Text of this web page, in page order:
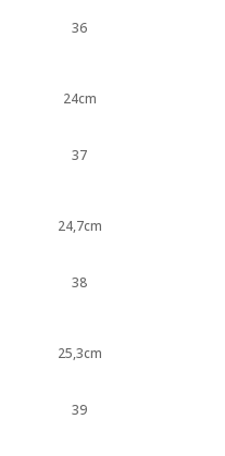
36
24cm
37
24,7cm
38
25,3cm
39